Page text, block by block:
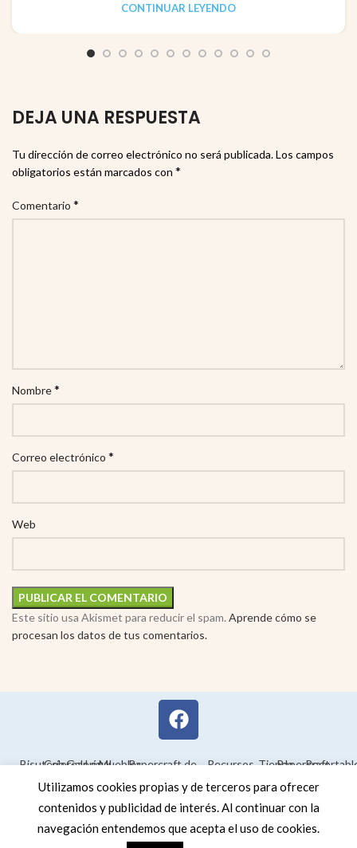
CONTINUAR LEYENDO
DEJA UNA RESPUESTA
Tu dirección de correo electrónico no será publicada.Los campos
obligatorios están marcados con *
Comentario *
Nombre*
Correo electrónico *
Web
Este sitio usa Akismet para reducir el spam. Aprende cómo se
procesan los datos de tus comentarios.
BisuteríaColorear
Galería
LegalMueblesPapercraft de
Maquetas en
Recursos
educativos
TiendaPapercraft
Utilizamos cookies propias y de terceros para ofrecer
contenidos y publicidad de interés. Al continuar con la
navegación entendemos que acepta el uso de cookies.